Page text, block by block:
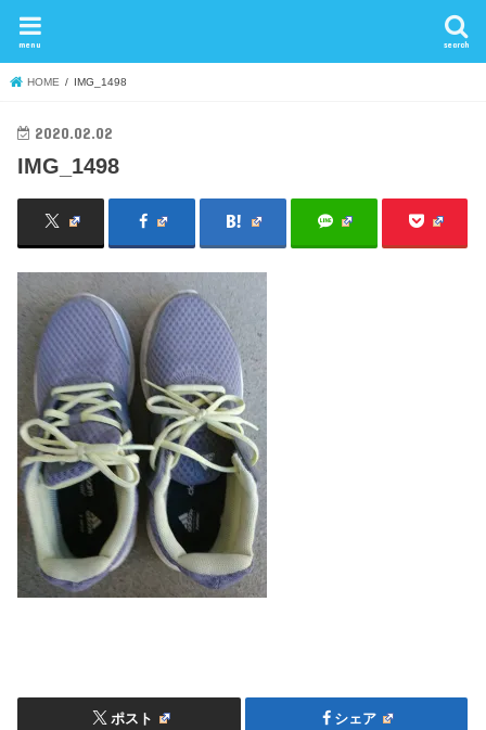
search
menu
HOME IMG_1498
2020.02.02
IMG_1498
ポスト シェア